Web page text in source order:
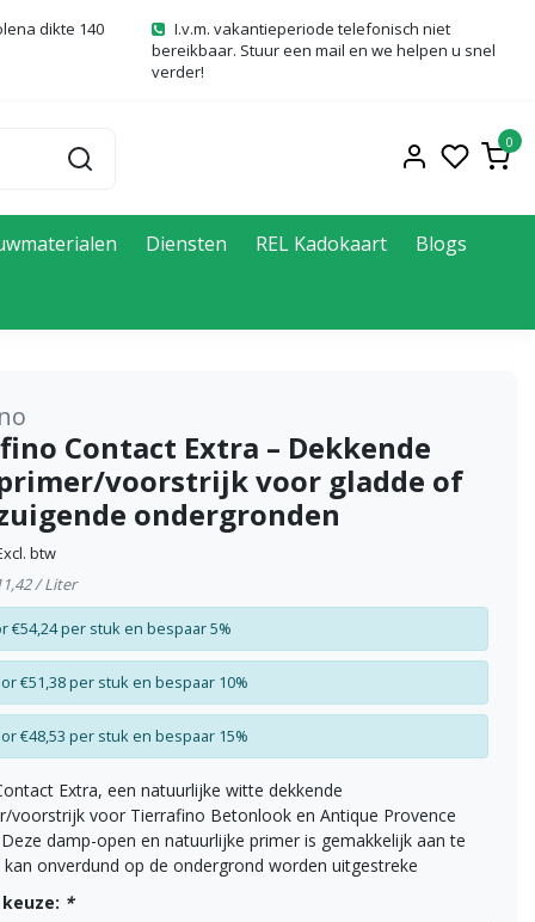
dikte 140
I.v.m. vakantieperiode telefonisch niet
bereikbaar. Stuur een mail en we helpen u snel
verder!
0
Diensten REL Kadokaart Blogs
Contact Extra – Dekkende
voorstrijk voor gladde of
ondergronden
btw
/ Liter
€54,24 per stuk en bespaar 5%
€51,38 per stuk en bespaar 10%
€48,53 per stuk en bespaar 15%
Extra, een natuurlijke witte dekkende
voorstrijk voor Tierrafino Betonlook en Antique Provence
damp-open en natuurlijke primer is gemakkelijk aan te
kan onverdund op de ondergrond worden uitgestreke
*